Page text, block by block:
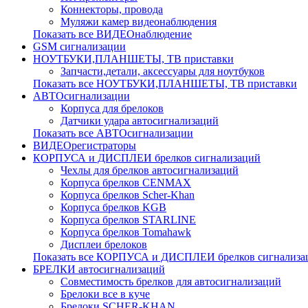
Коннекторы, провода
Муляжи камер видеонаблюдения
Показать все ВИДЕОнаблюдение
GSM сигнализации
НОУТБУКИ,ПЛАНШЕТЫ, ТВ приставки
Запчасти,детали, аксессуары для ноутбуков
Показать все НОУТБУКИ,ПЛАНШЕТЫ, ТВ приставки
АВТОсигнализации
Корпуса для брелоков
Датчики удара автосигнализаций
Показать все АВТОсигнализации
ВИДЕОрегистраторы
КОРПУСА и ДИСПЛЕИ брелков сигнализаций
Чехлы для брелков автосигнализаций
Корпуса брелков CENMAX
Корпуса брелков Scher-Khan
Корпуса брелков KGB
Корпуса брелков STARLINE
Корпуса брелков Tomahawk
Дисплеи брелоков
Показать все КОРПУСА и ДИСПЛЕИ брелков
БРЕЛКИ автосигнализаций
Совместимость брелков для автосигнализаций
Брелоки все в куче